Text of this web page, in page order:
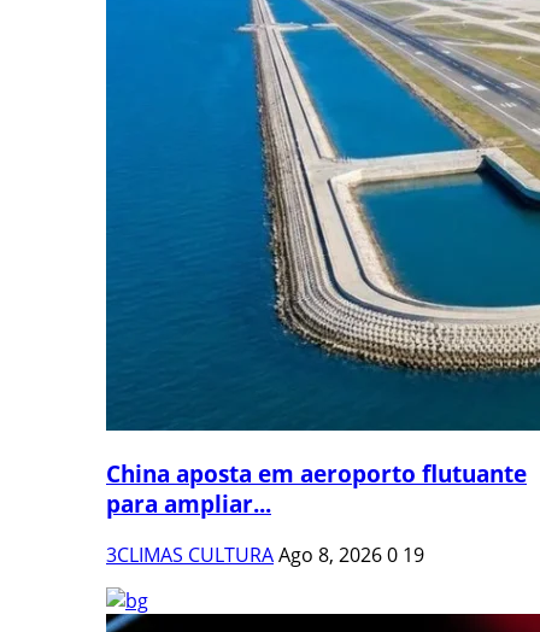
China aposta em aeroporto flutuante
para ampliar...
3CLIMAS CULTURAAgo 8, 20260 19